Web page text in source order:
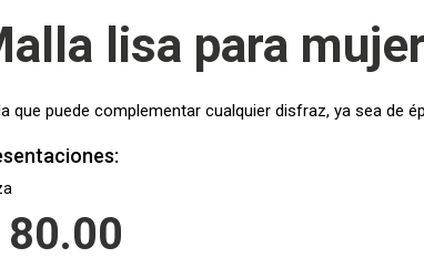
lisa para
que puede complementar cualquier disfraz, ya sea de
80.00